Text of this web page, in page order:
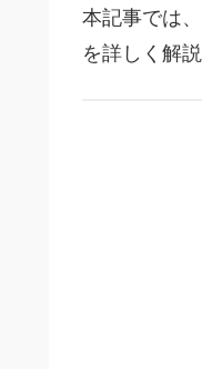
本記事では
を詳しく解説